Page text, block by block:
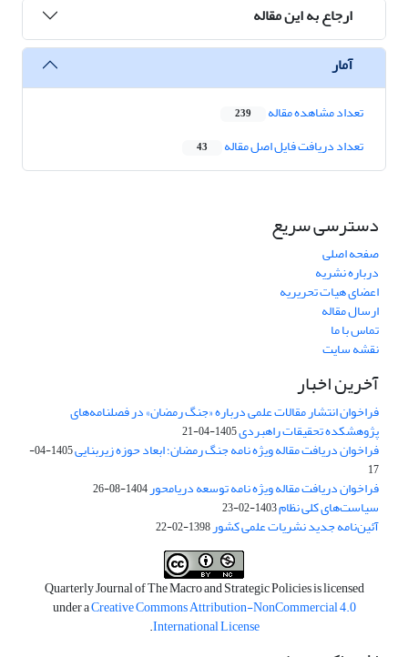
ارجاع به این مقاله
آمار
تعداد مشاهده مقاله 239
تعداد دریافت فایل اصل مقاله 43
دسترسی سریع
صفحه اصلی
درباره نشریه
اعضای هیات تحریریه
ارسال مقاله
تماس با ما
نقشه سایت
آخرین اخبار
فراخوان انتشار مقالات علمی درباره «جنگ رمضان» در فصلنامه‌های
پژوهشکده تحقیقات راهبردی1405-04-21
فراخوان دریافت مقاله ویژه نامه جنگ رمضان؛ ابعاد حوزه زیربنایی
1405-04-
17
فراخوان دریافت مقاله ویژه نامه توسعه دریامحور1404-08-26
سیاست‌های کلی نظام1403-02-23
آئین‌نامه جدید نشریات علمی کشور1398-02-22
Quarterly Journal of The Macro and Strategic Policies is licensed
under aCreative Commons Attribution-NonCommercial 4.0
International License
.